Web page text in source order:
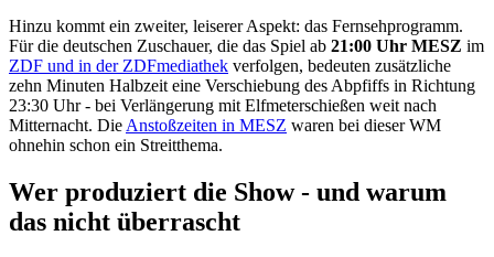
Hinzu kommt ein zweiter, leiserer Aspekt: das Fernsehprogramm.
Für die deutschen Zuschauer, die das Spiel ab 21:00 Uhr MESZ im
ZDF und in der ZDFmediathek verfolgen, bedeuten zusätzliche
zehn Minuten Halbzeit eine Verschiebung des Abpfiffs in Richtung
23:30 Uhr - bei Verlängerung mit Elfmeterschießen weit nach
Mitternacht. Die Anstoßzeiten in MESZ waren bei dieser WM
ohnehin schon ein Streitthema.
Wer produziert die Show - und warum
das nicht überrascht